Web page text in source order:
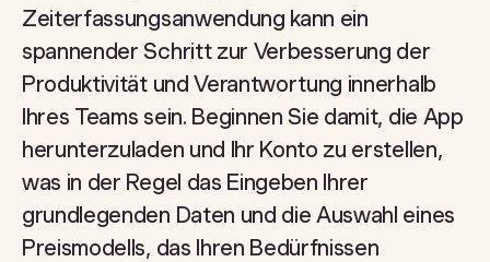
Zeiterfassungsanwendung kann ein
spannender Schritt zur Verbesserung der
Produktivität und Verantwortung innerhalb
Ihres Teams sein. Beginnen Sie damit, die App
herunterzuladen und Ihr Konto zu erstellen,
was in der Regel das Eingeben Ihrer
grundlegenden Daten und die Auswahl eines
Preismodells, das Ihren Bedürfnissen